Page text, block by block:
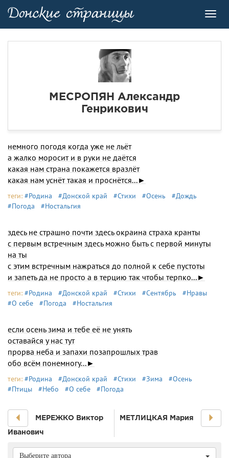
МЕСРОПЯН Александр
Генрикович
немного погодя когда уже не льёт
а жалко моросит и в руки не даётся
какая нам страна покажется вразлёт
какая нам уснёт такая и проснётся...►
теги: #Родина #Донской край #Стихи #Осень
#Дождь
#Погода
#Ностальгия
здесь не страшно почти здесь окраина страха кранты
с первым встречным здесь можно быть с первой минуты
на ты
с этим встречным нажраться до полной к себе пустоты
и запеть да не просто а в терцию так чтобы терпко...►
теги: #Родина #Донской край #Стихи #Сентябрь
#Нравы
#О себе
#Погода #Ностальгия
если осень зима и тебе её не унять
оставайся у нас тут
прорва неба и запахи позапрошлых трав
обо всём понемногу...►
теги: #Родина #Донской край #Стихи #Зима
#Осень
#Птицы
#Небо #О себе #Погода
МЕРЕЖКО Виктор
Иванович
МЕТЛИЦКАЯ Мария
Выберите автора